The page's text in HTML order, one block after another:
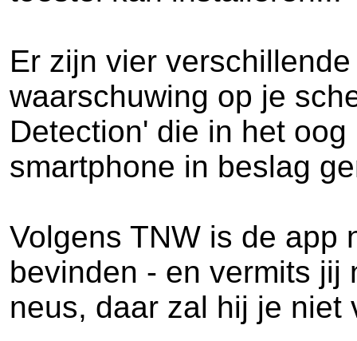
Er zijn vier
waarschuwing op je
Detection' die in het
smartphone in beslag
Volgens TNW is de app
bevinden - en vermits jij
neus, daar zal hij je niet